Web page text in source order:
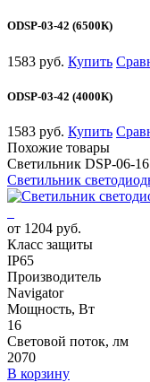
ODSP-03-42 (6500К)
1583 руб. Купить
ODSP-03-42 (4000К)
1583 руб. Купить
Похожие товары
Светильник DSP-06-16
Светильник
от 1204 руб.
Класс защиты
IP65
Производитель
Navigator
Мощность, Вт
16
Световой поток, лм
2070
В корзину